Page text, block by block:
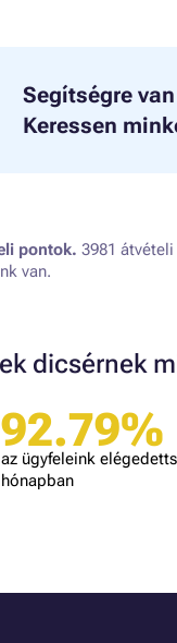
Segítségre
Keressen
pontok. 3981 átvételi
van.
dicsérnek
92.79%
az ügyfeleink
hónapban
bolt vásárlója
rendben volt.